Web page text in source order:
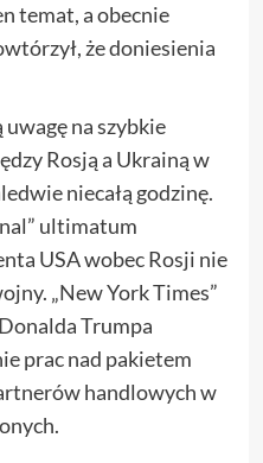
temat, a obecnie
że doniesienia
na szybkie
Rosją a Ukrainą w
niecałą godzinę.
ultimatum
USA wobec Rosji nie
„New York Times”
Trumpa
prac nad pakietem
handlowych w